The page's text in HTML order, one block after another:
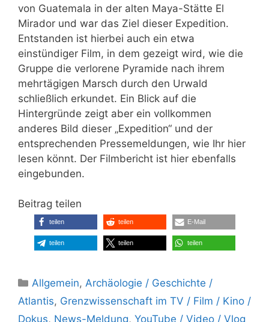
von Guatemala in der alten Maya-Stätte El
Mirador und war das Ziel dieser Expedition.
Entstanden ist hierbei auch ein etwa
einstündiger Film, in dem gezeigt wird, wie die
Gruppe die verlorene Pyramide nach ihrem
mehrtägigen Marsch durch den Urwald
schließlich erkundet. Ein Blick auf die
Hintergründe zeigt aber ein vollkommen
anderes Bild dieser „Expedition“ und der
entsprechenden Pressemeldungen, wie Ihr hier
lesen könnt. Der Filmbericht ist hier ebenfalls
eingebunden.
Beitrag teilen
teilen teilen E-Mail
teilen teilen teilen
Kategorien
Allgemein,Archäologie / Geschichte /
Atlantis, Grenzwissenschaft im TV / Film / Kino /
Dokus, News-Meldung, YouTube / Video / Vlog